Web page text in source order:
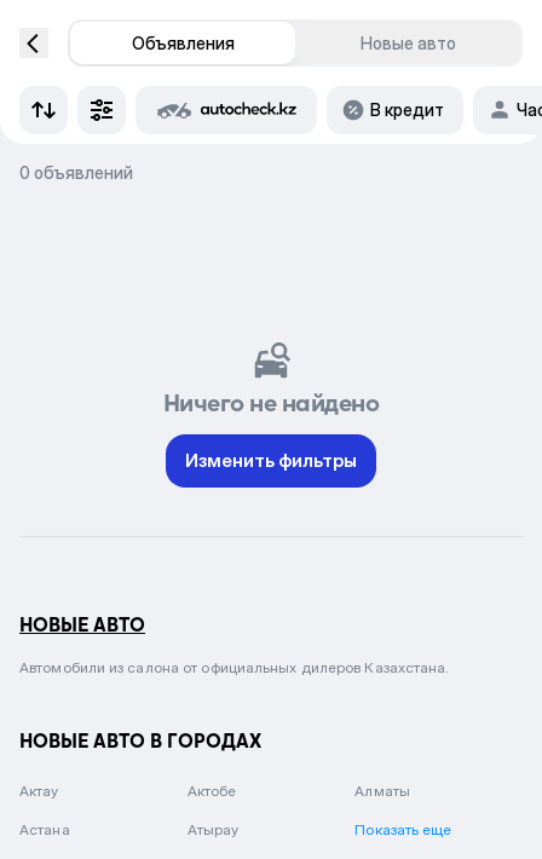
Объявления Новые авто
В кредит
0 объявлений
Ничего не найдено
Изменить фильтры
НОВЫЕ АВТО
Автомобили из салона от официальных дилеров Казахстана.
НОВЫЕ АВТО В ГОРОДАХ
Актау Актобе Алматы
Астана Атырау Показать еще